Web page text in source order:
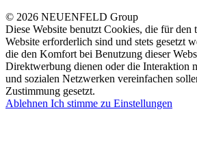
© 2026 NEUENFELD Group
Diese Website benutzt Cookies, die für den
Website erforderlich sind und stets gesetzt
die den Komfort bei Benutzung dieser
Direktwerbung dienen oder die Interaktion
und sozialen Netzwerken vereinfachen
Zustimmung gesetzt.
Ablehnen Ich stimme zu Einstellungen